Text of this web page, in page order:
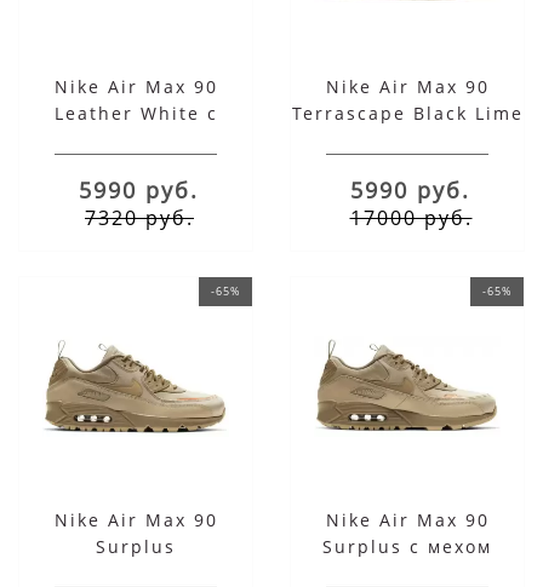
Nike Air Max 90
Leather White с
5990 руб.
7320 руб.
Nike Air Max 90
Terrascape Black Lime
5990 руб.
17000 руб.
-65%
Nike Air Max 90
Surplus
-65%
Nike Air Max 90
Surplus с мехом